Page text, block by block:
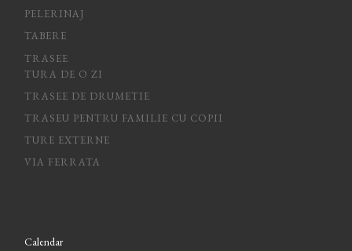
PELERINAJ
TABERE
TRASEE
TURA DE O ZI
TRASEE DE DRUMETIE
TRASEU PENTRU FAMILIE CU COPII
TURE EXTERNE
VIA FERRATA
Calendar